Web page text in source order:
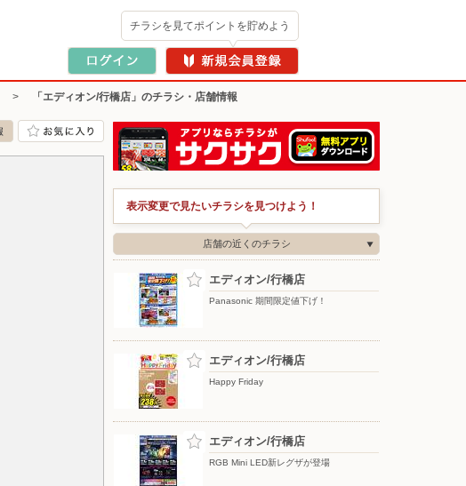
チラシを見てポイントを貯めよう
> 「エディオン/行橋店」のチラシ・店舗情報
表示変更で見たいチラシを見つけよう！
店舗の近くのチラシ
エディオン/行橋店
Panasonic 期間限定値下げ！
エディオン/行橋店
Happy Friday
エディオン/行橋店
RGB Mini LED新レグザが登場